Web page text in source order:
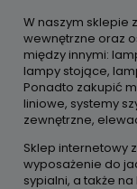
W naszym sklepie
wewnętrzne oraz
między innymi:
lampy stojące,
Ponadto zakupić
liniowe, systemy
zewnętrzne,
Sklep internetowy
wyposażenie do
sypialni, a także